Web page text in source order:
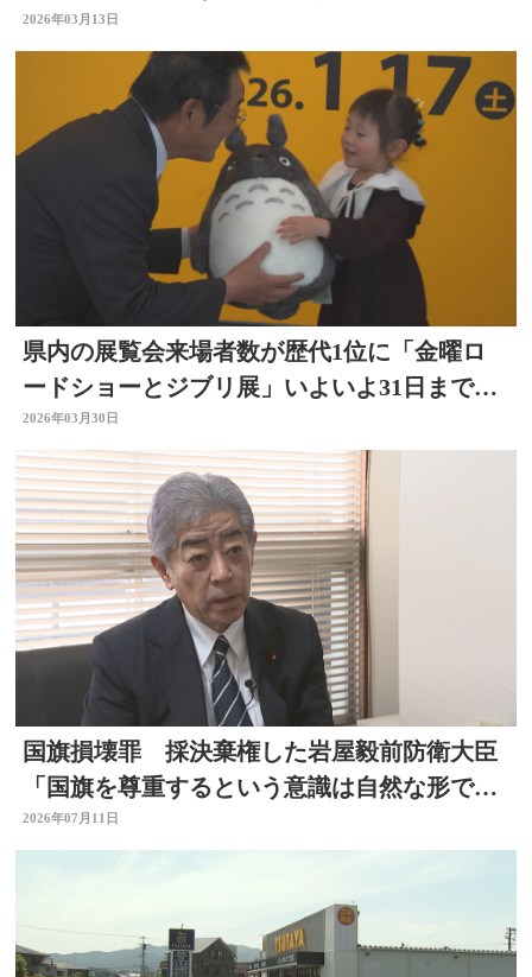
2026年03月13日
県内の展覧会来場者数が歴代1位に「金曜ロ
ードショーとジブリ展」いよいよ31日まで
大分
2026年03月30日
国旗損壊罪 採決棄権した岩屋毅前防衛大臣
「国旗を尊重するという意識は自然な形で育
まれるべきもの」大分
2026年07月11日